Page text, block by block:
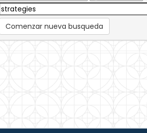
Comenzar nueva busqueda